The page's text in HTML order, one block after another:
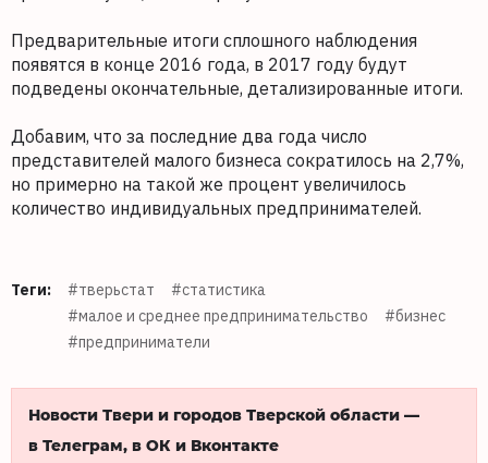
Предварительные итоги сплошного наблюдения
появятся в конце 2016 года, в 2017 году будут
подведены окончательные, детализированные итоги.
Добавим, что за последние два года число
представителей малого бизнеса сократилось на 2,7%,
но примерно на такой же процент увеличилось
количество индивидуальных предпринимателей.
Теги: #тверьстат
#статистика
#малое и среднее предпринимательство
#бизнес
#предприниматели
Новости Твери и городов Тверской области —
в Телеграм, в ОК и Вконтакте